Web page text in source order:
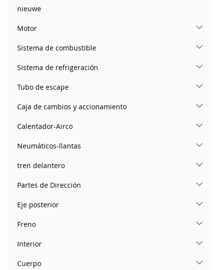
nieuwe
Motor
Sistema de combustible
Sistema de refrigeración
Tubo de escape
Caja de cambios y accionamiento
Calentador-Airco
Neumáticos-llantas
tren delantero
Partes de Dirección
Eje posterior
Freno
Interior
Cuerpo